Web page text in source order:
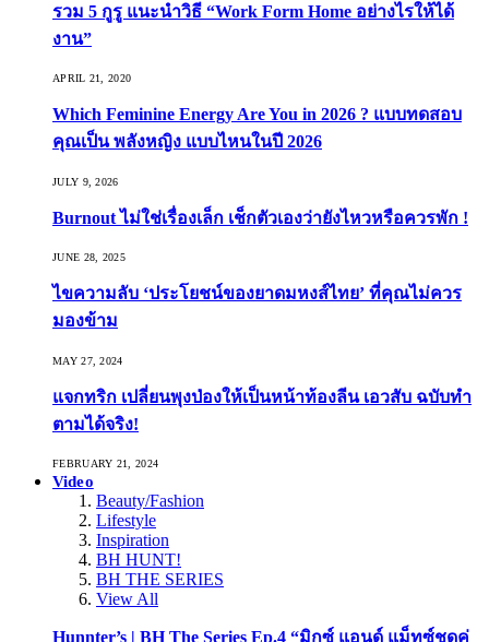
รวม 5 กูรู แนะนำวิธี “Work Form Home อย่างไรให้ได้
งาน”
APRIL 21, 2020
Which Feminine Energy Are You in 2026 ? แบบทดสอบ
คุณเป็น พลังหญิง แบบไหนในปี 2026
JULY 9, 2026
Burnout ไม่ใช่เรื่องเล็ก เช็กตัวเองว่ายังไหวหรือควรพัก !
JUNE 28, 2025
ไขความลับ ‘ประโยชน์ของยาดมหงส์ไทย’ ที่คุณไม่ควร
มองข้าม
MAY 27, 2024
แจกทริก เปลี่ยนพุงป่องให้เป็นหน้าท้องลีน เอวสับ ฉบับทำ
ตามได้จริง!
FEBRUARY 21, 2024
Video
Beauty/Fashion
Lifestyle
Inspiration
BH HUNT!
BH THE SERIES
View All
Hunnter’s | BH The Series Ep.4 “มิกซ์ แอนด์ แม็ทซ์ชุดคู่